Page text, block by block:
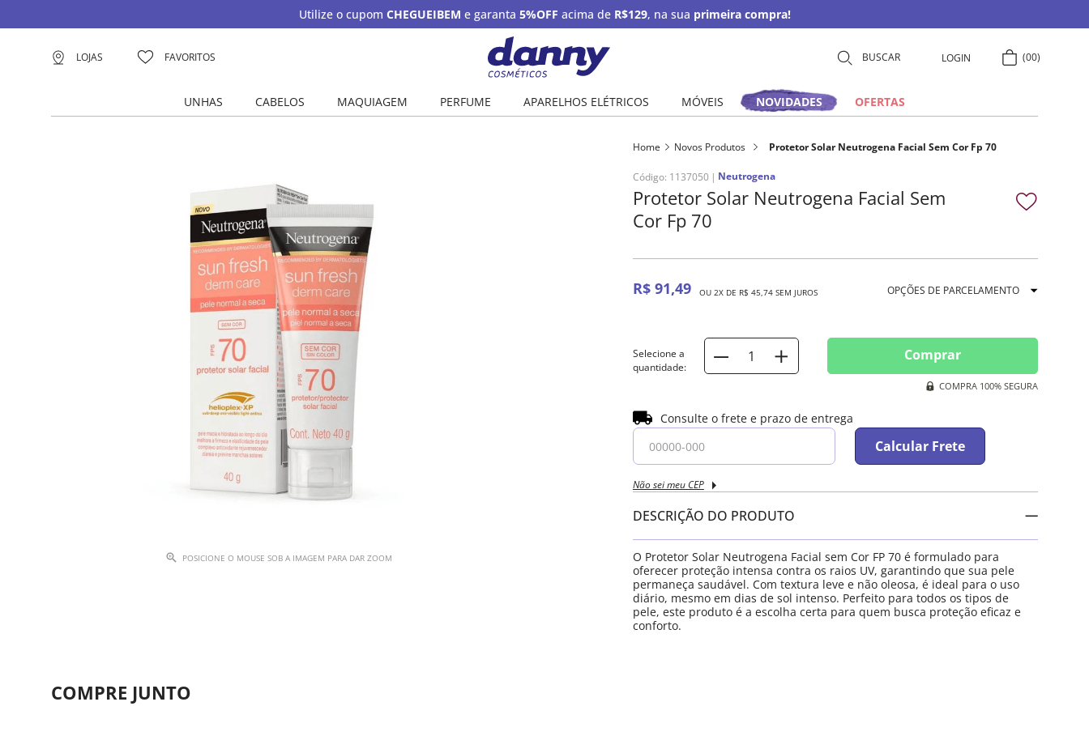
Utilize o cupom CHEGUEIBEM e garanta 5%OFF acima de R$129, na sua primeira compra!
LOJAS FAVORITOS LOGIN 00
UNHAS CABELOS MAQUIAGEM PERFUME APARELHOS ELÉTRICOS MÓVEIS NOVIDADES OFERTAS
POSICIONE O MOUSE SOB A IMAGEM PARA DAR ZOOM
Home Novos Produtos Protetor Solar Neutrogena Facial Sem Cor Fp 70
Código: 1137050 Neutrogena
Protetor Solar Neutrogena Facial Sem
Cor Fp 70
R$ 91,49 OU 2X DE R$ 45,74SEM JUROS OPÇÕES DE PARCELAMENTO
Comprar
COMPRA 100% SEGURA
Consulte o frete e prazo de entrega
Calcular Frete
Não sei meu CEP
DESCRIÇÃO DO PRODUTO
O Protetor Solar Neutrogena Facial sem Cor FP 70 é formulado para
oferecer proteção intensa contra os raios UV, garantindo que sua pele
permaneça saudável. Com textura leve e não oleosa, é ideal para o uso
diário, mesmo em dias de sol intenso. Perfeito para todos os tipos de
pele, este produto é a escolha certa para quem busca proteção eficaz e
conforto.
COMPRE JUNTO